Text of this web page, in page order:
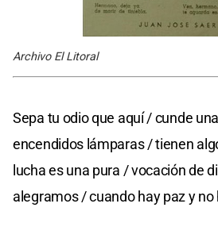
Archivo El Litoral
Sepa tu odio que aquí / cunde
encendidos lámparas / tienen
lucha es una pura / vocación de
alegramos / cuando hay paz y no